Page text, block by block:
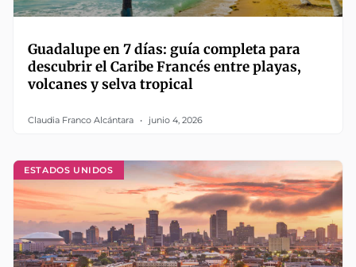
Guadalupe en 7 días: guía completa para
descubrir el Caribe Francés entre playas,
volcanes y selva tropical
Claudia Franco Alcántara junio 4, 2026
ESTADOS UNIDOS